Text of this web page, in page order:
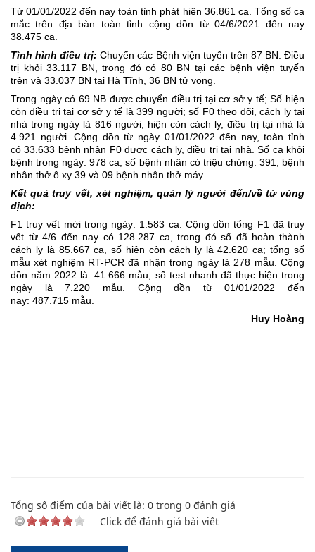
Từ 01/01/2022 đến nay toàn tỉnh phát hiện 36.861 ca. Tổng số ca
mắc trên địa bàn toàn tỉnh cộng dồn từ 04/6/2021 đến nay
38.475 ca.
Tình hình điều trị: Chuyển các Bệnh viện tuyến trên 87 BN. Điều
trị khỏi33.117 BN, trong đó có 80BN tại các bệnh viện tuyến
trên và 33.037 BN tại Hà Tĩnh, 36 BN tử vong.
Trong ngày có 69NB được chuyển điều trị tại cơ sở y tế; Số hiện
còn điều trị tại cơ sở y tế là 399 người; số F0 theo dõi, cách ly tại
nhà trong ngày là 816người; hiện còn cách ly, điều trị tại nhà là
4.921
người. Cộng dồn từ ngày 01/01/2022 đến nay, toàn tỉnh
có33.633 bệnh nhân F0 được cách ly, điều trị tại nhà. Số ca khỏi
bệnh trong ngày:978 ca; số bệnh nhân có triệu chứng: 391 ; bệnh
nhân thở ô xy 39 và 09 bệnh nhân thở máy.
Kết quả truy vết, xét nghiệm, quản lý người đến/về từ vùng
dịch:
F1 truy vết mới trong ngày: 1.583 ca. Cộng dồn tổng F1 đã truy
vết từ 4/6 đến nay có 1 28.287 ca, trong đó số đã hoàn thành
cách ly là 85.667 ca, số hiện còn cách ly là42.620 ca; tổng số
mẫu xét nghiệm RT-PCR đã nhận trong ngày là 278 mẫu. Cộng
dồn năm 2022 là:41.666 mẫu; số test nhanh đã thực hiện trong
ngày là7.220 mẫu. Cộng dồn từ 01/01/2022 đến
nay: 487.715 mẫu.
Huy Hoàng
Tổng số điểm của bài viết là: 0 trong 0 đánh giá
Click để đánh giá bài viết